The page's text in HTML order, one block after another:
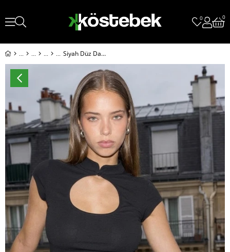
0 0
Siyah Düz Damla Yaka Y2K Kısa Kollu Crop